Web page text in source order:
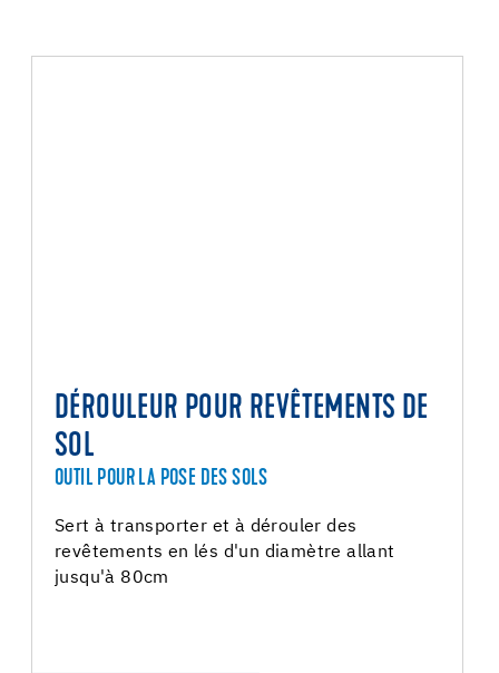
DÉROULEUR POUR REVÊTEMENTS DE
SOL
OUTIL POUR LA POSE DES SOLS
Sert à transporter et à dérouler des
revêtements en lés d'un diamètre allant
jusqu'à 80cm